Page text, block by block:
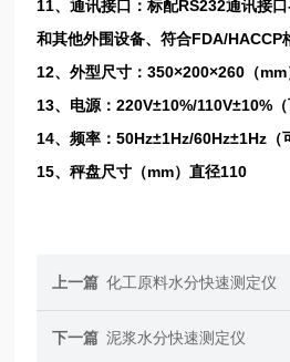
11、通讯接口：标配RS232通讯接
和其他外围设备、符合FDA/HACCP
12、外型尺寸：350×200×260（mm
13、电源：220V±10%/110V±10%（
14、频率：50Hz±1Hz/60Hz±1Hz（
15、秤盘尺寸（mm）直径110
上一篇 化工原料水分快速测定仪
下一篇 泥浆水分快速测定仪